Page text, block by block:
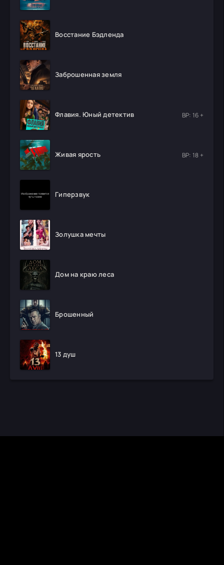
Восстание Бэдленда
Заброшенная земля
Флавия. Юный детектив ВР: 16 +
Живая ярость ВР: 18 +
Гиперзвук
Золушка мечты
Дом на краю леса
Брошенный
13 душ